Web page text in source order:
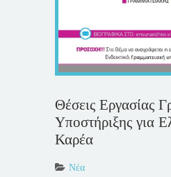
Θέσεις Εργασίας
Υποστήριξης για
Καρέα
Νέα